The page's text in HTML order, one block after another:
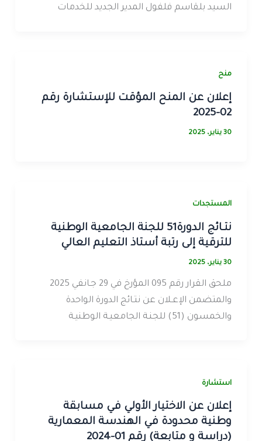
السيد بلقاسم فلفول المدير الجديد للخدمات
منح
إعلان عن المنح المؤقت للإستشارة رقم
02-2025
30 يناير، 2025
المستجدات
نتـائج الدورة51 للجنة الجامعية الوطنية
للترقية إلى رتبة أستاذ التعليم العالي
30 يناير، 2025
ملحق القرار رقم 095 المؤرخ في 29 جـانفي 2025
والمتضمن الإعـلان عن نتـائج الدورة الواحدة
والخمسون (51) للجنـة الجامعيـة الوطنيـة
استشارة
إعلان عن الاختيار الأولي في مسابقة
وطنية محدودة في الهندسة المعمارية
(دراسة و متابعة) رقم 01-2024